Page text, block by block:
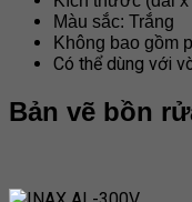
Màu sắc: Trắng
Không bao gồm
Có thể dùng với
Bản vẽ bồn